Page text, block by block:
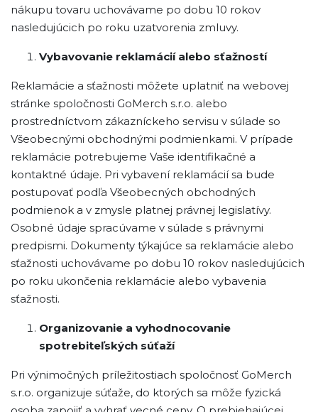
nákupu tovaru uchovávame po dobu 10 rokov
nasledujúcich po roku uzatvorenia zmluvy.
Vybavovanie reklamácií alebo sťažností
Reklamácie a sťažnosti môžete uplatniť na webovej
stránke spoločnosti GoMerch s.r.o. alebo
prostredníctvom zákazníckeho servisu v súlade so
Všeobecnými obchodnými podmienkami. V prípade
reklamácie potrebujeme Vaše identifikačné a
kontaktné údaje. Pri vybavení reklamácií sa bude
postupovať podľa Všeobecných obchodných
podmienok a v zmysle platnej právnej legislatívy.
Osobné údaje spracúvame v súlade s právnymi
predpismi. Dokumenty týkajúce sa reklamácie alebo
sťažnosti uchovávame po dobu 10 rokov nasledujúcich
po roku ukončenia reklamácie alebo vybavenia
sťažnosti.
Organizovanie a vyhodnocovanie
spotrebiteľských súťaží
Pri výnimočných príležitostiach spoločnosť GoMerch
s.r.o. organizuje súťaže, do ktorých sa môže fyzická